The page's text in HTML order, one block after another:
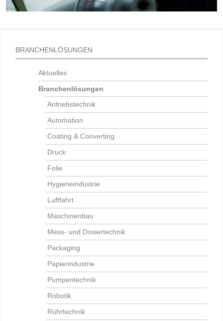
BRANCHENLÖSUNGEN
Aktuelles
Branchenlösungen
Antriebstechnik
Automation
Coating & Converting
Druck
Folie
Hygieneindustrie
Luftfahrt
Maschinenbau
Mess- und Dosiertechnik
Packaging
Papierindustrie
Pumpentechnik
Robotik
Rührtechnik